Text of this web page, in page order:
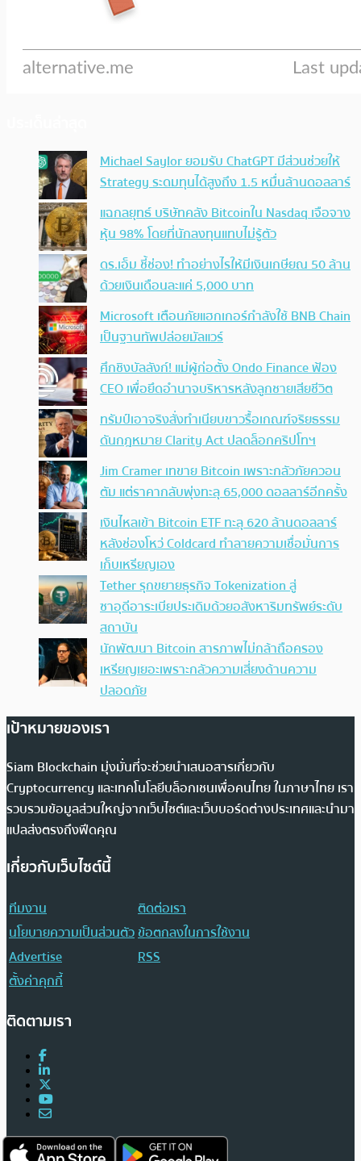
Michael Saylor ยอมรับ ChatGPT มีส่วนช่วยให้
Strategy ระดมทุนได้สูงถึง 1.5 หมื่นล้านดอลลาร์
แฉกลยุทธ์ บริษัทคลัง Bitcoinใน Nasdaq เจือจาง
หุ้น 98% โดยที่นักลงทุนแทบไม่รู้ตัว
ดร.เอ็ม ชี้ช่อง! ทำอย่างไรให้มีเงินเกษียณ 50 ล้าน
ด้วยเงินเดือนละแค่ 5,000 บาท
Microsoft เตือนภัยแฮกเกอร์กำลังใช้ BNB Chain
เป็นฐานทัพปล่อยมัลแวร์
ศึกชิงบัลลังก์! แม่ผู้ก่อตั้ง Ondo Finance ฟ้อง
CEO เพื่อยึดอำนาจบริหารหลังลูกชายเสียชีวิต
ทรัมป์เอาจริง สั่งทำเนียบขาวรื้อเกณฑ์จริยธรรม
ดันกฎหมาย Clarity Act ปลดล็อกคริปโทฯ
Jim Cramer เทขาย Bitcoin เพราะกลัวภัยควอน
ตัม แต่ราคากลับพุ่งทะลุ 65,000 ดอลลาร์อีกครั้ง
เงินไหลเข้า Bitcoin ETF ทะลุ 620 ล้านดอลลาร์
หลังช่องโหว่ Coldcard ทำลายความเชื่อมั่นการ
เก็บเหรียญเอง
Tether รุกขยายธุรกิจ Tokenization สู่
ซาอุดีอาระเบียประเดิมด้วยอสังหาริมทรัพย์ระดับ
สถาบัน
นักพัฒนา Bitcoin สารภาพไม่กล้าถือครอง
เหรียญเยอะเพราะกลัวความเสี่ยงด้านความ
ปลอดภัย
เป้าหมายของเรา
Siam Blockchain มุ่งมั่นที่จะช่วยนำเสนอสารเกี่ยวกับ
Cryptocurrency และเทคโนโลยีบล็อกเชนเพื่อคนไทย ในภาษาไทย เรา
รวบรวมข้อมูลส่วนใหญ่จากเว็บไซต์และเว็บบอร์ดต่างประเทศและนำมา
แปลส่งตรงถึงฟีดคุณ
เกี่ยวกับเว็บไซต์นี้
ทีมงาน
ติดต่อเรา
นโยบายความเป็นส่วนตัวข้อตกลงในการใช้งาน
Advertise
RSS
ตั้งค่าคุกกี้
ติดตามเรา